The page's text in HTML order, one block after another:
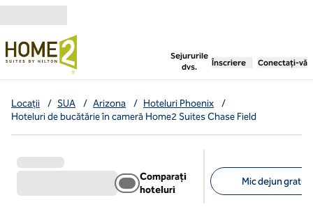
Salt la conținut
Sejururile
dvs.
, deschide o filă nouă
Înscriere Conectați-vă
Locații / SUA / Arizona / Hoteluri Phoenix
/
Hoteluri de bucătărie în cameră Home2 Suites Chase Field
Comparați
hoteluri
Mic dejun